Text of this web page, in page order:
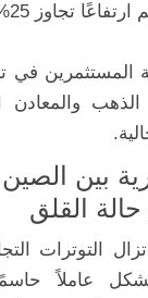
25% منذ بداية العام.
المستثمرين في
بين
القلق
التوترات
عاملاً